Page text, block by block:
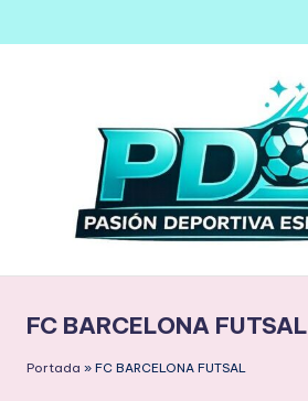
Saltar
FC BARCELONA FUTSAL
Portada » FC BARCELONA FUTSAL